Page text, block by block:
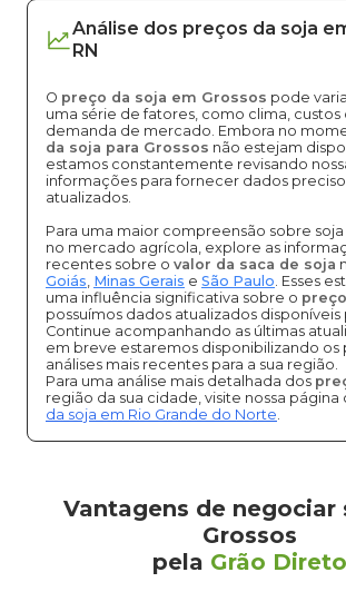
Análise dos preços da soja
RN
O preço da soja em Grossos pode
uma série de fatores, como clima,
demanda de mercado. Embora no
da soja para Grossos não estejam
estamos constantemente revisando
informações para fornecer dados
atualizados.
Para uma maior compreensão sobre
no mercado agrícola, explore as
recentes sobre o valor da saca de soja
Goiás, Minas Gerais e São Paulo. Esses
uma influência significativa sobre o
possuímos dados atualizados disponíveis
Continue acompanhando as últimas
em breve estaremos disponibilizando os
análises mais recentes para a sua região.
Para uma análise mais detalhada dos
região da sua cidade, visite nossa página
da soja em Rio Grande do Norte.
Vantagens de negociar
Grossos
pela Grão Direto